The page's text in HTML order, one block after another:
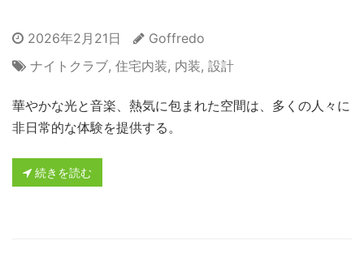
2026年2月21日
Goffredo
ナイトクラブ, 住宅内装, 内装, 設計
華やかな光と音楽、熱気に包まれた空間は、多くの人々に
非日常的な体験を提供する。
続きを読む